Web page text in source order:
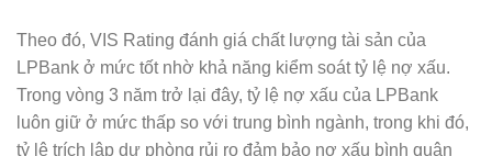
Theo đó, VIS Rating đánh giá chất lượng tài sản của
LPBank ở mức tốt nhờ khả năng kiểm soát tỷ lệ nợ xấu.
Trong vòng 3 năm trở lại đây, tỷ lệ nợ xấu của LPBank
luôn giữ ở mức thấp so với trung bình ngành, trong khi đó,
tỷ lệ trích lập dự phòng rủi ro đảm bảo nợ xấu bình quân